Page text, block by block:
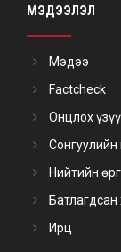
МЭДЭЭЛЭЛ
Мэдээ
Factcheck
Онцлох
Сонгуулийн
Нийтийн
Батлагдсан
Ирц